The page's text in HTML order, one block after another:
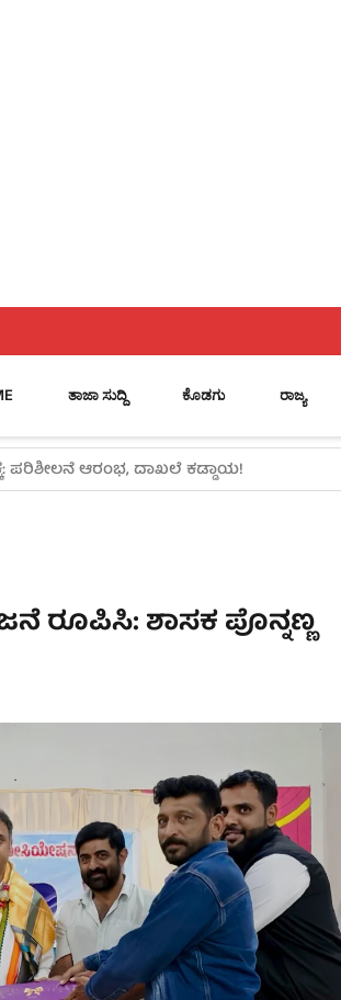
ತಾಜಾ ಸುದ್ದಿ ಕೊಡಗು ರಾಜ್ಯ
ಸುರಿದ ಮಳೆ ಮಾಹಿತಿ ಇಲ್ಲಿದೆ
ರೂಪಿಸಿ: ಶಾಸಕ ಪೊನ್ನಣ್ಣ